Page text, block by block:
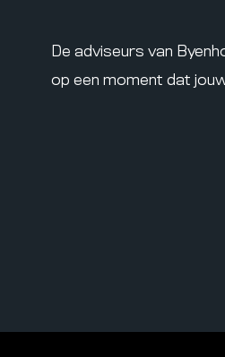
De adviseurs van
op een moment dat